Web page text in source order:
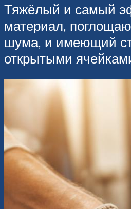
Тяжёлый и самый
материал,
шума, и имеющий
открытыми